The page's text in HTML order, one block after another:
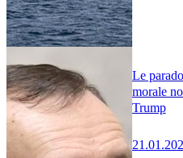
Le
morale
Trump